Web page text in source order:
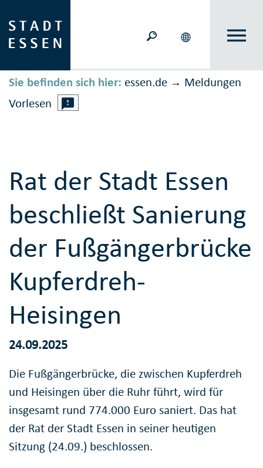
Sie befinden sich hier: essen.de → Meldungen
Vorlesen
Rat der Stadt Essen
beschließt Sanierung
der Fußgängerbrücke
Kupferdreh-
Heisingen
24.09.2025
Die Fußgängerbrücke, die zwischen Kupferdreh
und Heisingen über die Ruhr führt, wird für
insgesamt rund 774.000 Euro saniert. Das hat
der Rat der Stadt Essen in seiner heutigen
Sitzung (24.09.) beschlossen.